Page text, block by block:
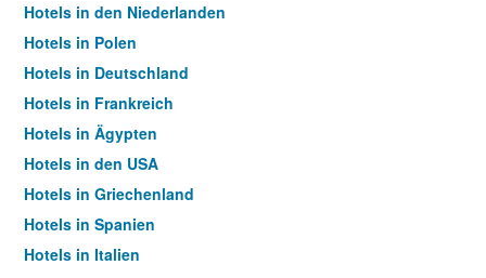
Hotels in den Niederlanden
Hotels in Polen
Hotels in Deutschland
Hotels in Frankreich
Hotels in Ägypten
Hotels in den USA
Hotels in Griechenland
Hotels in Spanien
Hotels in Italien